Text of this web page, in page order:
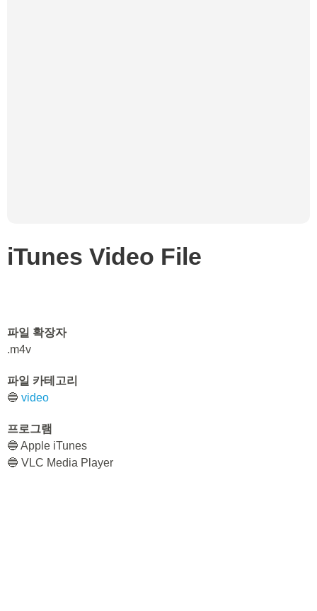
iTunes Video File
파일 확장자
.m4v
파일 카테고리
🔵 video
프로그램
🔵 Apple iTunes
🔵 VLC Media Player